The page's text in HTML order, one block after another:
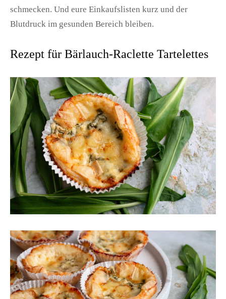
schmecken. Und eure Einkaufslisten kurz und der
Blutdruck im gesunden Bereich bleiben.
Rezept für Bärlauch-Raclette Tartelettes